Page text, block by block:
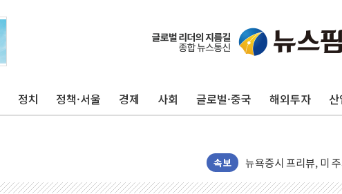
정치 정책·서울 경제 사회 글로벌·중국 해외투자 산
속보
뉴욕증시 개장 전 특
김정관 장관 "영업이
청와대, 북한 단거리
금값 7주 만에 최고…